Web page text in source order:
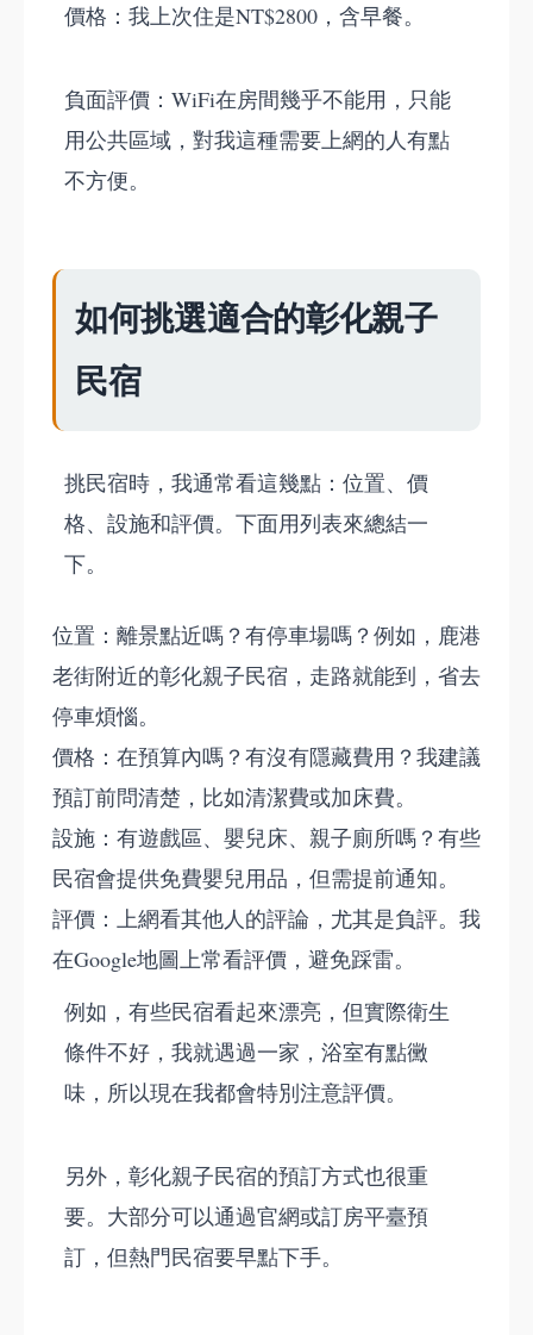
價格：我上次住是NT$2800，含早餐。
負面評價：WiFi在房間幾乎不能用，只能
用公共區域，對我這種需要上網的人有點
不方便。
如何挑選適合的彰化親子
民宿
挑民宿時，我通常看這幾點：位置、價
格、設施和評價。下面用列表來總結一
下。
位置：離景點近嗎？有停車場嗎？例如，鹿港
老街附近的彰化親子民宿，走路就能到，省去
停車煩惱。
價格：在預算內嗎？有沒有隱藏費用？我建議
預訂前問清楚，比如清潔費或加床費。
設施：有遊戲區、嬰兒床、親子廁所嗎？有些
民宿會提供免費嬰兒用品，但需提前通知。
評價：上網看其他人的評論，尤其是負評。我
在Google地圖上常看評價，避免踩雷。
例如，有些民宿看起來漂亮，但實際衛生
條件不好，我就遇過一家，浴室有點黴
味，所以現在我都會特別注意評價。
另外，彰化親子民宿的預訂方式也很重
要。大部分可以通過官網或訂房平臺預
訂，但熱門民宿要早點下手。